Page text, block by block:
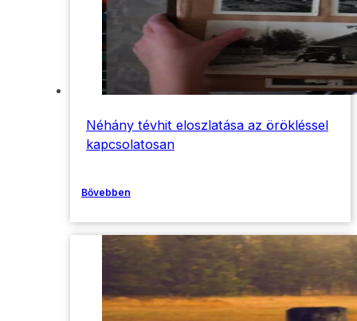
Néhány tévhit eloszlatása az örökléssel
kapcsolatosan
Bővebben